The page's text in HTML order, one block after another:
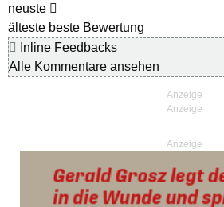
neuste
älteste beste Bewertung
Inline Feedbacks
Alle Kommentare ansehen
Anzeige